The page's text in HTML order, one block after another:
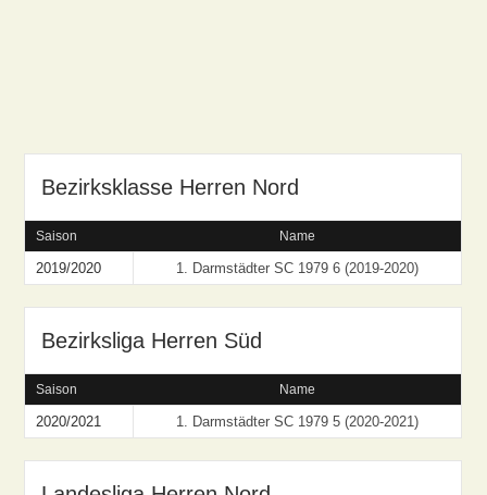
Bezirksklasse Herren Nord
Saison Name
2019/2020 1. Darmstädter SC 1979 6 (2019-2020)
Bezirksliga Herren Süd
Saison Name
2020/2021 1. Darmstädter SC 1979 5 (2020-2021)